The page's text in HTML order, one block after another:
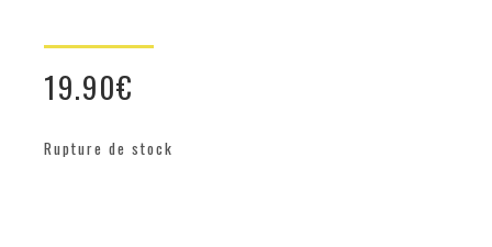
19.90€
Rupture de stock